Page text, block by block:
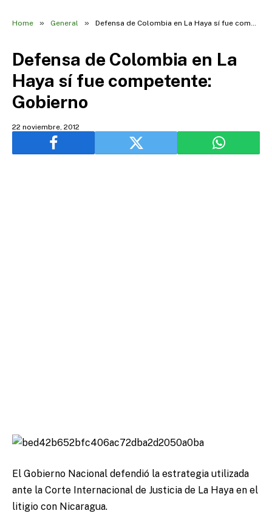
Home » General » Defensa de Colombia en La Haya sí fue competente: Gobierno
Defensa de Colombia en La
Haya sí fue competente:
Gobierno
22 noviembre, 2012
El Gobierno Nacional defendió la estrategia utilizada
ante la Corte Internacional de Justicia de La Haya en el
litigio con Nicaragua.